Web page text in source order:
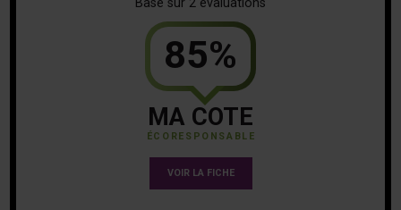
85%
MA COTE
ÉCORESPONSABLE
VOIR LA FICHE